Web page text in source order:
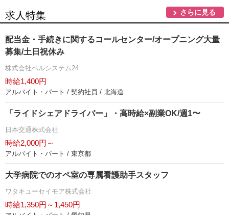
求人特集 さらに見る
配当金・手続きに関するコールセンター/オープニング大量
募集/土日祝休み
株式会社ベルシステム24
時給1,400円
アルバイト・パート / 契約社員 / 北海道
「ライドシェアドライバー」・高時給×副業OK/週1〜
日本交通株式会社
時給2,000円～
アルバイト・パート / 東京都
大学病院でのオペ室の専属看護助手スタッフ
ワタキューセイモア株式会社
時給1,350円～1,450円